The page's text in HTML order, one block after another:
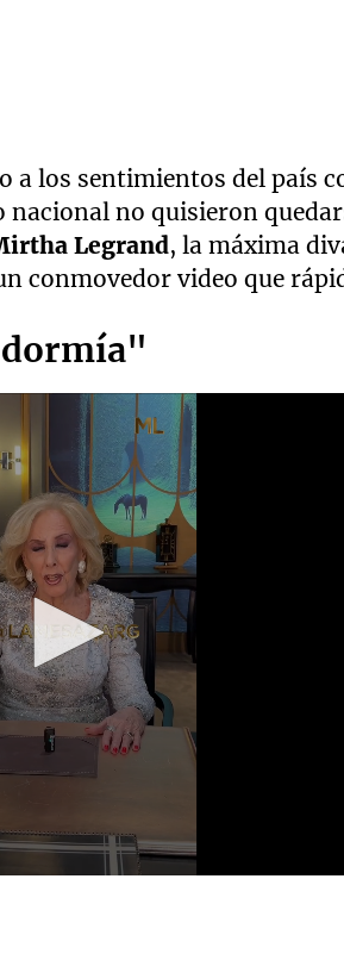
a los sentimientos del país
nacional no quisieron
Legrand, la máxima
conmovedor video que